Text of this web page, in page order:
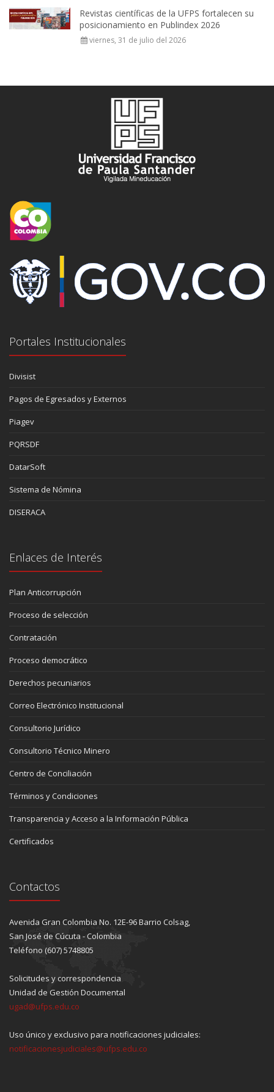
Revistas científicas de la UFPS fortalecen su
posicionamiento en Publindex 2026
viernes, 31 de julio del 2026
Portales Institucionales
Divisist
Pagos de Egresados y Externos
Piagev
PQRSDF
DatarSoft
Sistema de Nómina
DISERACA
Enlaces de Interés
Plan Anticorrupción
Proceso de selección
Contratación
Proceso democrático
Derechos pecuniarios
Correo Electrónico Institucional
Consultorio Jurídico
Consultorio Técnico Minero
Centro de Conciliación
Términos y Condiciones
Transparencia y Acceso a la Información Pública
Certificados
Contactos
Avenida Gran Colombia No. 12E-96 Barrio Colsag,
San José de Cúcuta - Colombia
Teléfono (607) 5748805
Solicitudes y correspondencia
Unidad de Gestión Documental
ugad@ufps.edu.co
Uso único y exclusivo para notificaciones judiciales:
notificacionesjudiciales@ufps.edu.co